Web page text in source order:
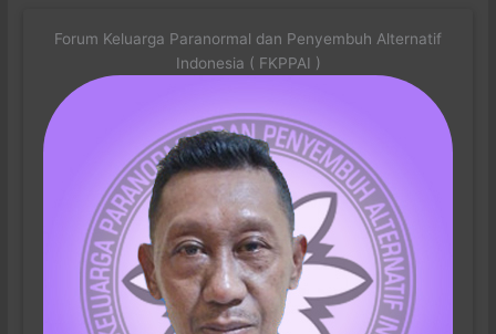
Forum Keluarga Paranormal dan Penyembuh Alternatif
Indonesia ( FKPPAI )